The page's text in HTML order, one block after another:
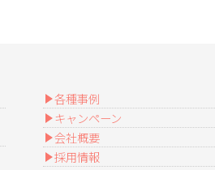
各種事例
キャンペーン
会社概要
採用情報